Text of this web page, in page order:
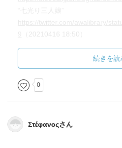
“七光り三人娘”
（20210416 18:50）
続きを読
0
Στέφανοςさん